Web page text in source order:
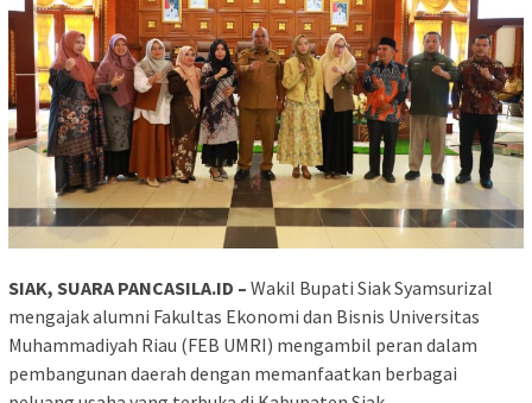
SIAK, SUARA PANCASILA.ID – Wakil Bupati Siak Syamsurizal
mengajak alumni Fakultas Ekonomi dan Bisnis Universitas
Muhammadiyah Riau (FEB UMRI) mengambil peran dalam
pembangunan daerah dengan memanfaatkan berbagai